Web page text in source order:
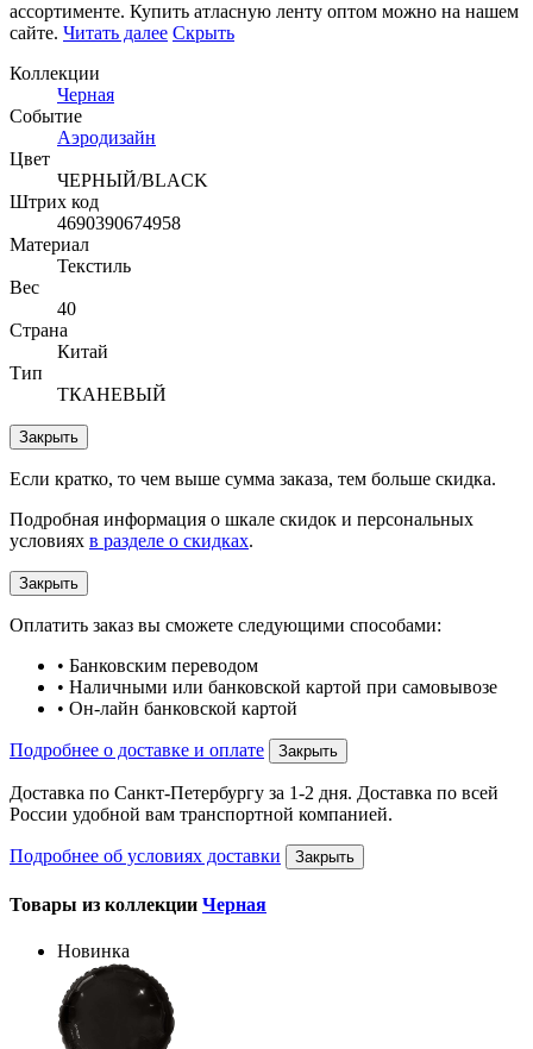
ассортименте. Купить атласную ленту оптом можно на нашем
сайте. Читать далее Скрыть
Коллекции
Черная
Событие
Аэродизайн
Цвет
ЧЕРНЫЙ/BLACK
Штрих код
4690390674958
Материал
Текстиль
Вес
40
Страна
Китай
Тип
ТКАНЕВЫЙ
Закрыть
Если кратко, то чем выше сумма заказа, тем больше скидка.
Подробная информация о шкале скидок и персональных
условиях в разделе о скидках.
Закрыть
Оплатить заказ вы сможете следующими способами:
• Банковским переводом
• Наличными или банковской картой при самовывозе
• Он-лайн банковской картой
Подробнее о доставке и оплате Закрыть
Доставка по Санкт-Петербургу за 1-2 дня. Доставка по всей
России удобной вам транспортной компанией.
Подробнее об условиях доставки Закрыть
Товары из коллекции Черная
Новинка